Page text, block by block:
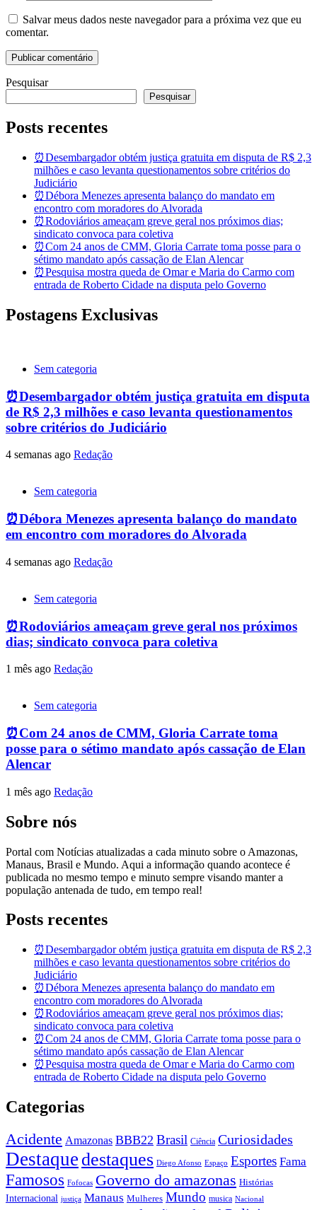
Salvar meus dados neste navegador para a próxima vez que eu
comentar.
Pesquisar
Pesquisar
Posts recentes
⏰Desembargador obtém justiça gratuita em disputa de R$ 2,3
milhões e caso levanta questionamentos sobre critérios do
Judiciário
⏰Débora Menezes apresenta balanço do mandato em
encontro com moradores do Alvorada
⏰Rodoviários ameaçam greve geral nos próximos dias;
sindicato convoca para coletiva
⏰Com 24 anos de CMM, Gloria Carrate toma posse para o
sétimo mandato após cassação de Elan Alencar
⏰Pesquisa mostra queda de Omar e Maria do Carmo com
entrada de Roberto Cidade na disputa pelo Governo
Postagens Exclusivas
Sem categoria
⏰Desembargador obtém justiça gratuita em disputa
de R$ 2,3 milhões e caso levanta questionamentos
sobre critérios do Judiciário
4 semanas ago Redação
Sem categoria
⏰Débora Menezes apresenta balanço do mandato
em encontro com moradores do Alvorada
4 semanas ago Redação
Sem categoria
⏰Rodoviários ameaçam greve geral nos próximos
dias; sindicato convoca para coletiva
1 mês ago Redação
Sem categoria
⏰Com 24 anos de CMM, Gloria Carrate toma
posse para o sétimo mandato após cassação de Elan
Alencar
1 mês ago Redação
Sobre nós
Portal com Notícias atualizadas a cada minuto sobre o Amazonas,
Manaus, Brasil e Mundo. Aqui a informação quando acontece é
publicada no mesmo tempo e minuto sempre visando manter a
população antenada de tudo, em tempo real!
Posts recentes
⏰Desembargador obtém justiça gratuita em disputa de R$ 2,3
milhões e caso levanta questionamentos sobre critérios do
Judiciário
⏰Débora Menezes apresenta balanço do mandato em
encontro com moradores do Alvorada
⏰Rodoviários ameaçam greve geral nos próximos dias;
sindicato convoca para coletiva
⏰Com 24 anos de CMM, Gloria Carrate toma posse para o
sétimo mandato após cassação de Elan Alencar
⏰Pesquisa mostra queda de Omar e Maria do Carmo com
entrada de Roberto Cidade na disputa pelo Governo
Categorias
Acidente Amazonas BBB22 Brasil Ciência Curiosidades
Destaque destaques Diego Afonso Espaço Esportes Fama
Famosos Fofocas Governo do amazonas Histórias
Internacional justiça Manaus Mulheres Mundo musica Nacional